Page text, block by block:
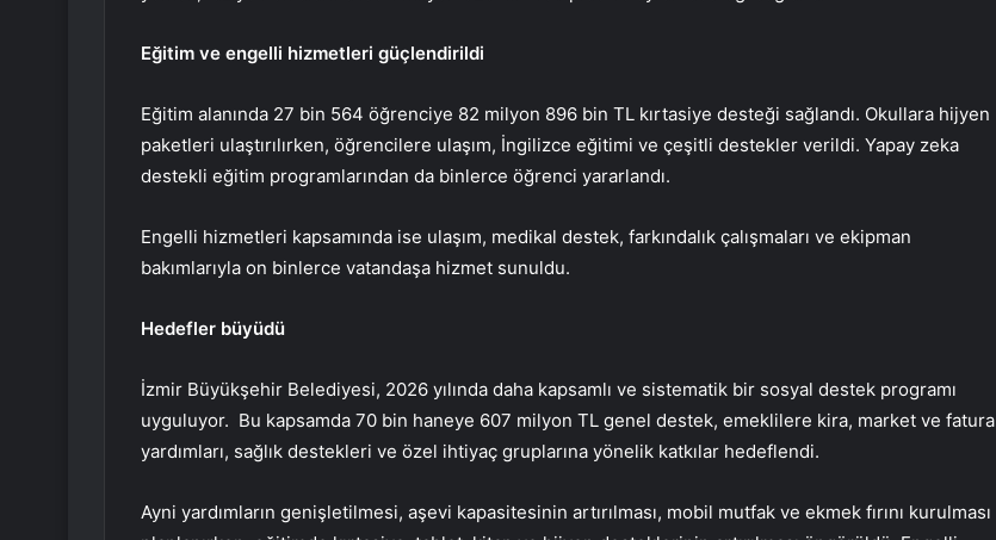
Eğitim ve engelli hizmetleri güçlendirildi
Eğitim alanında 27 bin 564 öğrenciye 82 milyon 896 bin TL kırtasiye desteği sağlandı. Okullara hijyen
paketleri ulaştırılırken, öğrencilere ulaşım, İngilizce eğitimi ve çeşitli destekler verildi. Yapay zeka
destekli eğitim programlarından da binlerce öğrenci yararlandı.
Engelli hizmetleri kapsamında ise ulaşım, medikal destek, farkındalık çalışmaları ve ekipman
bakımlarıyla on binlerce vatandaşa hizmet sunuldu.
Hedefler büyüdü
İzmir Büyükşehir Belediyesi, 2026 yılında daha kapsamlı ve sistematik bir sosyal destek programı
uyguluyor. Bu kapsamda 70 bin haneye 607 milyon TL genel destek, emeklilere kira, market ve fatura
yardımları, sağlık destekleri ve özel ihtiyaç gruplarına yönelik katkılar hedeflendi.
Ayni yardımların genişletilmesi, aşevi kapasitesinin artırılması, mobil mutfak ve ekmek fırını kurulması